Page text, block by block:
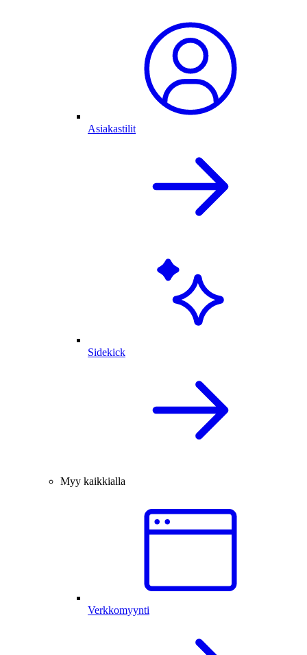
Asiakastilit
Sidekick
Myy kaikkialla
Verkkomyynti